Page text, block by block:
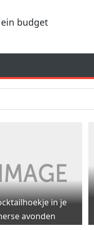
budget
in je
avonden